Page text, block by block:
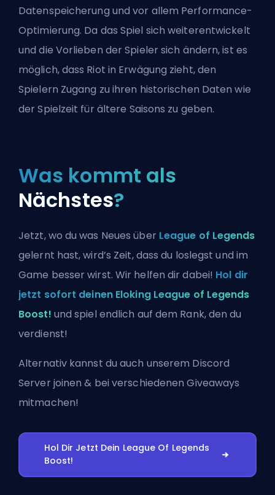
Datenspeicherung und vor allem Performance-
Optimierung. Da das Spiel sich weiterentwickelt
und die Vorlieben der Spieler sich ändern, ist es
möglich, dass Riot in Erwägung zieht, den
Spielern Zugang zu ihren historischen Daten wie
der Spielzeit für ältere Saisons zu geben.
Was kommt als
Nächstes?
Jetzt, wo du was Neues über League of Legends
gelernt hast, wird’s Zeit, dass du loslegst und im
Game besser wirst. Wir helfen dir dabei! Hol dir
jetzt sofort deinen Eloking League of Legends
Boost! und spiel endlich auf dem Rank, den du
verdienst!
Alternativ kannst du auch unserem Discord
Server joinen & bei verschiedenen Giveaways
mitmachen!
Hol Dir Jetzt Dein League Of Legends
Boost!